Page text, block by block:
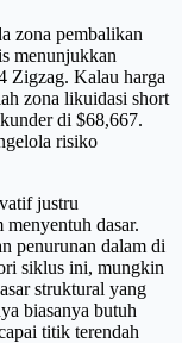
zona pembalikan
menunjukkan
Zigzag. Kalau harga
zona likuidasi short
di $68,667.
risiko
justru
dasar.
penurunan dalam di
siklus ini, mungkin
struktural yang
biasanya butuh
titik terendah